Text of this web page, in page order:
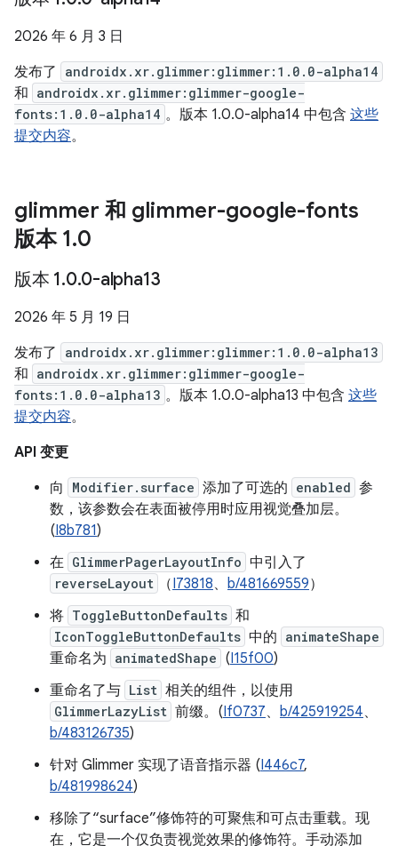
2026 年 6 月 3 日
发布了
androidx.xr.glimmer:glimmer:1.0.0-alpha14
和 androidx.xr.glimmer:glimmer-google-
fonts:1.0.0-alpha14 。版本 1.0.0-alpha14 中包含 这些
提交内容。
glimmer 和 glimmer-google-fonts
版本 1.0
版本 1.0.0-alpha13
2026 年 5 月 19 日
发布了
androidx.xr.glimmer:glimmer:1.0.0-alpha13
和 androidx.xr.glimmer:glimmer-google-
fonts:1.0.0-alpha13 。版本 1.0.0-alpha13 中包含 这些
提交内容。
API 变更
向
Modifier.surface 添加了可选的 enabled 参
数，该参数会在表面被停用时应用视觉叠加层。
(I8b781)
在 GlimmerPagerLayoutInfo 中引入了
reverseLayout （I73818、 b/481669559）
将 ToggleButtonDefaults 和
IconToggleButtonDefaults 中的 animateShape
重命名为 animatedShape (I15f00)
重命名了与 List 相关的组件，以使用
GlimmerLazyList 前缀。(If0737、 b/425919254、
b/483126735)
针对 Glimmer 实现了语音指示器 (I446c7,
b/481998624)
移除了“surface”修饰符的可聚焦和可点击重载。现
在，它是一个仅负责视觉效果的修饰符。手动添加